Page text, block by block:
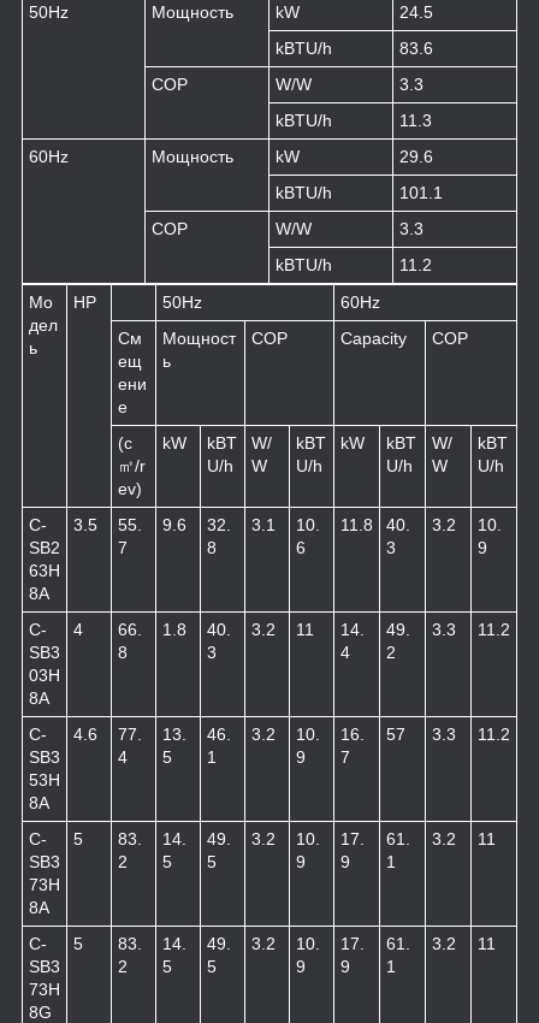
50Hz
Мощность kW
24.5
kBTU/h
83.6
COP
W/W
3.3
kBTU/h
11.3
60Hz
Мощность kW
29.6
kBTU/h
101.1
COP
W/W
3.3
kBTU/h
11.2
Мо
дел
ь
HP 50Hz
60Hz
См
ещ
ени
е
Мощност
ь
COP Capacity COP
(c
㎡/r
ev)
kW
kBT
U/h
W/
W
kBT
U/h
kW
kBT
U/h
W/
W
kBT
U/h
C-
SB2
63H
8A
3.5
55.
7
9.6
32.
8
3.1
10.
6
11.8
40.
3
3.2
10.
9
C-
SB3
03H
8A
4
66.
8
1.8
40.
3
3.2 11
14.
4
49.
2
3.3 11.2
C-
SB3
53H
8A
4.6
77.
4
13.
5
46.
1
3.2
10.
9
16.
7
57 3.3 11.2
C-
SB3
73H
8A
5
83.
2
14.
5
49.
5
3.2
10.
9
17.
9
61.
1
3.2 11
C-
SB3
73H
8G
5
83.
2
14.
5
49.
5
3.2
10.
9
17.
9
61.
1
3.2 11